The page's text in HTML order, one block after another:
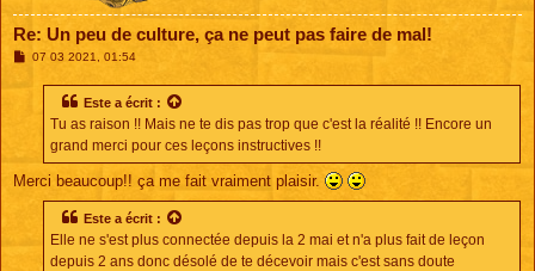
Re: Un peu de culture, ça ne peut pas faire de mal!
M07 03 2021, 01:54
Este a écrit :
Tu as raison !! Mais ne te dis pas trop que c'est la réalité !! Encore un
grand merci pour ces leçons instructives !!
Merci beaucoup!! ça me fait vraiment plaisir.
Este a écrit :
Elle ne s'est plus connectée depuis la 2 mai et n'a plus fait de leçon
depuis 2 ans donc désolé de te décevoir mais c'est sans doute